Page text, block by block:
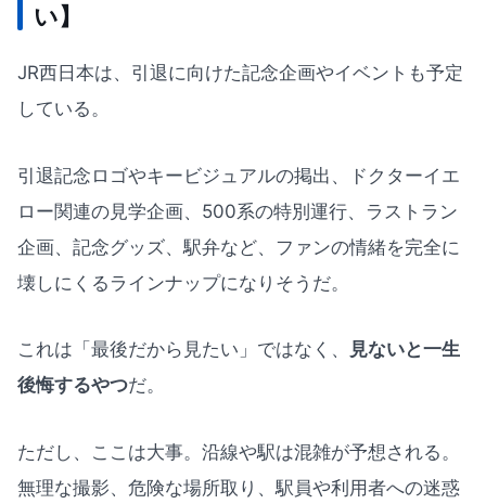
い】
JR西日本は、引退に向けた記念企画やイベントも予定
している。
引退記念ロゴやキービジュアルの掲出、ドクターイエ
ロー関連の見学企画、500系の特別運行、ラストラン
企画、記念グッズ、駅弁など、ファンの情緒を完全に
壊しにくるラインナップになりそうだ。
これは「最後だから見たい」ではなく、
見ないと一生
後悔するやつだ。
ただし、ここは大事。沿線や駅は混雑が予想される。
無理な撮影、危険な場所取り、駅員や利用者への迷惑